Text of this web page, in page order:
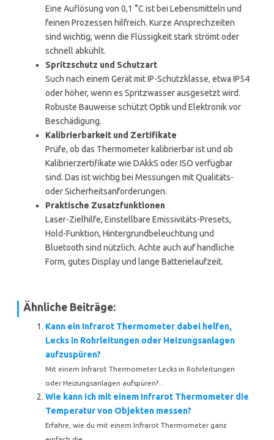
Eine Auflösung von 0,1 °C ist bei Lebensmitteln und
feinen Prozessen hilfreich. Kurze Ansprechzeiten
sind wichtig, wenn die Flüssigkeit stark strömt oder
schnell abkühlt.
Spritzschutz und Schutzart
Such nach einem Gerät mit IP-Schutzklasse, etwa IP54
oder höher, wenn es Spritzwasser ausgesetzt wird.
Robuste Bauweise schützt Optik und Elektronik vor
Beschädigung.
Kalibrierbarkeit und Zertifikate
Prüfe, ob das Thermometer kalibrierbar ist und ob
Kalibrierzertifikate wie DAkkS oder ISO verfügbar
sind. Das ist wichtig bei Messungen mit Qualitäts-
oder Sicherheitsanforderungen.
Praktische Zusatzfunktionen
Laser-Zielhilfe, Einstellbare Emissivitäts-Presets,
Hold-Funktion, Hintergrundbeleuchtung und
Bluetooth sind nützlich. Achte auch auf handliche
Form, gutes Display und lange Batterielaufzeit.
Ähnliche Beiträge:
Kann ein Infrarot Thermometer dabei helfen,
Lecks in Rohrleitungen oder Heizungsanlagen
aufzuspüren?
Mit einem Infrarot Thermometer Lecks in Rohrleitungen
oder Heizungsanlagen aufspüren?...
Wie kann ich mit einem Infrarot Thermometer die
Temperatur von Objekten messen?
Erfahre, wie du mit einem Infrarot Thermometer ganz